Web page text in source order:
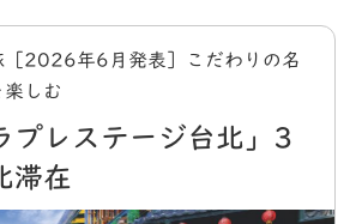
［2026年6月発表］こだわりの名
しむ
プレステージ台北」3
滞在